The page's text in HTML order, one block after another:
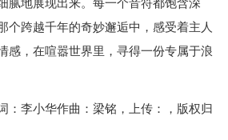
腻地展现出来。每一个音符都饱含深
个跨越千年的奇妙邂逅中，感受着主人
感，在喧嚣世界里，寻得一份专属于浪
：李小华作曲：梁铭，上传：，版权归